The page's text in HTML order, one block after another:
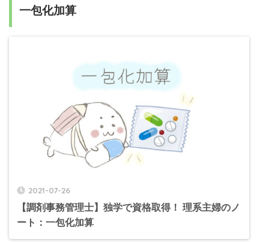
一包化加算
2021-07-26
【調剤事務管理士】独学で資格取得！ 理系主婦のノ
ート：一包化加算